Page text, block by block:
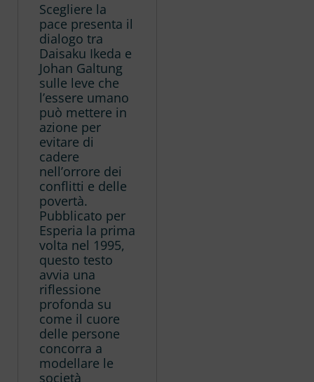
Scegliere la
pace presenta il
dialogo tra
Daisaku Ikeda e
Johan Galtung
sulle leve che
l’essere umano
può mettere in
azione per
evitare di
cadere
nell’orrore dei
conflitti e delle
povertà.
Pubblicato per
Esperia la prima
volta nel 1995,
questo testo
avvia una
riflessione
profonda su
come il cuore
delle persone
concorra a
modellare le
società